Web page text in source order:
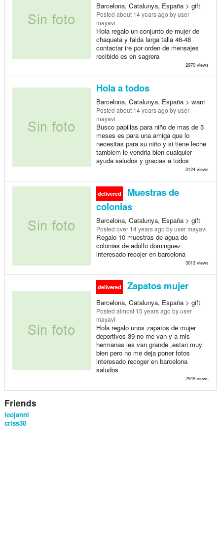
Barcelona, Catalunya, España > gift
Posted about 14 years ago by user
mayavi
Hola regalo un conjunto de mujer de
chaqueta y falda larga talla 46-48
contactar ire por orden de mensajes
recibido es en sagrera
2970 views
Hola a todos
Barcelona, Catalunya, España > want
Posted about 14 years ago by user
mayavi
Busco papillas para niño de mas de 5
meses es para una amiga que lo
necesitas para su niño y si tiene leche
tambiem le vendria bien cualquier
ayuda saludos y gracias a todos
3124 views
delivered
Muestras de
colonias
Barcelona, Catalunya, España > gift
Posted over 14 years ago by user mayavi
Regalo 10 muestras de agua de
colonias de adolfo dominguez
interesado recojer en barcelona
3013 views
delivered Zapatos mujer
Barcelona, Catalunya, España > gift
Posted almost 15 years ago by user
mayavi
Hola regalo unos zapatos de mujer
deportivos 39 no me van y a mis
hermanas les van grande ,estan muy
bien pero no me deja poner fotos
interesado recoger en barcelona
saludos
2949 views
Friends
leojanni
criss30